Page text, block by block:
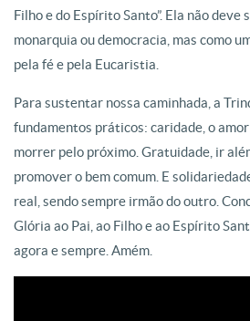
Filho e do Espírito Santo”. Ela não deve
monarquia ou democracia, mas como
pela fé e pela Eucaristia.
Para sustentar nossa caminhada, a
fundamentos práticos: caridade, o
morrer pelo próximo. Gratuidade, ir
promover o bem comum. E
real, sendo sempre irmão do outro.
Glória ao Pai, ao Filho e ao Espírito
agora e sempre. Amém.